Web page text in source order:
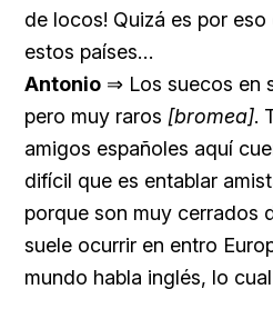
de locos! Quizá es por
estos países…
Antonio ⇒ Los suecos en
pero muy raros [bromea].
amigos españoles aquí
difícil que es entablar
porque son muy cerrados
suele ocurrir en entro
mundo habla inglés, lo